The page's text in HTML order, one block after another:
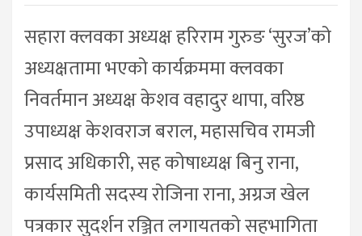
सहारा क्लवका अध्यक्ष हरिराम गुरुङ ‘सुरज’को
अध्यक्षतामा भएको कार्यक्रममा क्लवका
निवर्तमान अध्यक्ष केशव वहादुर थापा, वरिष्ठ
उपाध्यक्ष केशवराज बराल, महासचिव रामजी
प्रसाद अधिकारी, सह कोषाध्यक्ष बिनु राना,
कार्यसमिती सदस्य रोजिना राना, अग्रज खेल
पत्रकार सुदर्शन रञ्जित लगायतको सहभागिता